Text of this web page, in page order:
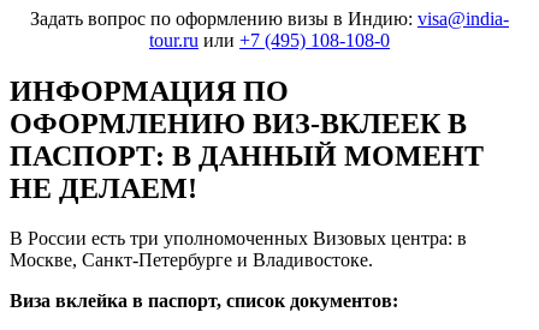
Задать вопрос по оформлению визы в Индию: visa@india-
tour.ru или +7 (495) 108-108-0
ИНФОРМАЦИЯ ПО
ОФОРМЛЕНИЮ ВИЗ-ВКЛЕЕК В
ПАСПОРТ: В ДАННЫЙ МОМЕНТ
НЕ ДЕЛАЕМ!
В России есть три уполномоченных Визовых центра: в
Москве, Санкт-Петербурге и Владивостоке.
Виза вклейка в паспорт, список документов: